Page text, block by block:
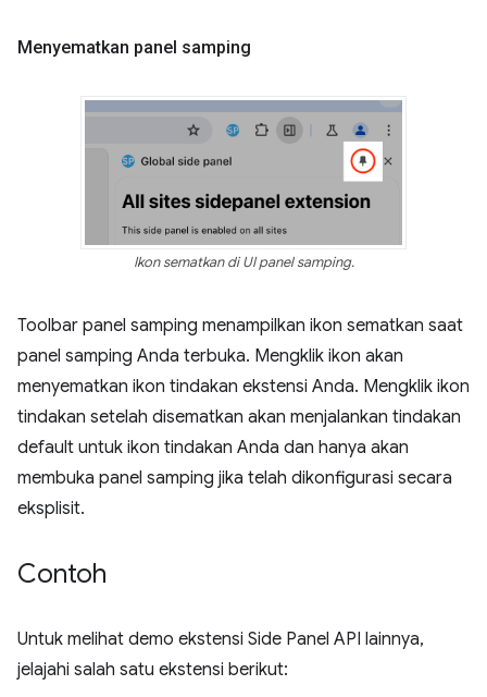
Menyematkan panel samping
Ikon sematkan di UI panel samping.
Toolbar panel samping menampilkan ikon sematkan saat
panel samping Anda terbuka. Mengklik ikon akan
menyematkan ikon tindakan ekstensi Anda. Mengklik ikon
tindakan setelah disematkan akan menjalankan tindakan
default untuk ikon tindakan Anda dan hanya akan
membuka panel samping jika telah dikonfigurasi secara
eksplisit.
Contoh
Untuk melihat demo ekstensi Side Panel API lainnya,
jelajahi salah satu ekstensi berikut: